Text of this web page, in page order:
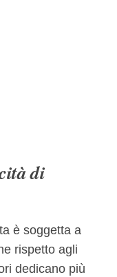
di
è soggetta a
rispetto agli
dedicano più